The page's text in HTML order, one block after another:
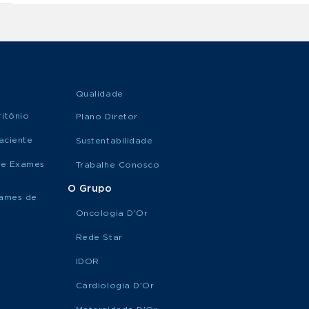
Exames
de
Qualidade
Plano Diretor
Sustentabilidade
Trabalhe Conosco
O Grupo
Oncologia D'Or
Rede Star
IDOR
Cardiologia D'Or